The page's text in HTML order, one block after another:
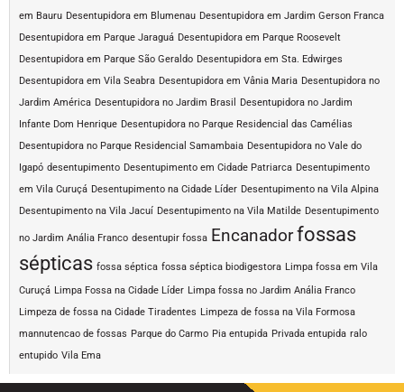
em Bauru Desentupidora em Blumenau Desentupidora em Jardim Gerson Franca
Desentupidora em Parque Jaraguá Desentupidora em Parque Roosevelt
Desentupidora em Parque São Geraldo Desentupidora em Sta. Edwirges
Desentupidora em Vila Seabra Desentupidora em Vânia Maria Desentupidora no
Jardim América Desentupidora no Jardim Brasil
Desentupidora no Jardim
Infante Dom Henrique Desentupidora no Parque Residencial das Camélias
Desentupidora no Parque Residencial Samambaia Desentupidora no Vale do
Igapó desentupimento Desentupimento em Cidade Patriarca Desentupimento
em Vila Curuçá Desentupimento na Cidade Líder Desentupimento na Vila Alpina
Desentupimento na Vila Jacuí Desentupimento na Vila Matilde Desentupimento
no Jardim Anália Franco desentupir fossa Encanadorfossas
sépticas fossa séptica fossa séptica biodigestora Limpa fossa em Vila
Curuçá Limpa Fossa na Cidade Líder Limpa fossa no Jardim Anália Franco
Limpeza de fossa na Cidade Tiradentes Limpeza de fossa na Vila Formosa
mannutencao de fossas Parque do Carmo Pia entupida Privada entupida ralo
entupido Vila Ema